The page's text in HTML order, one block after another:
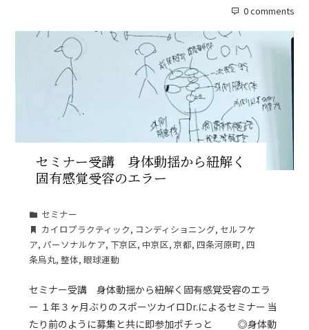
0 comments
セミナー受講 身体動揺から紐解く
固有感覚受容のエラー
セミナー
カイロプラクティック, コンディショニング, セルフケ
ア, パーソナルケア, 下京区,中京区,京都,四条河原町,四
条烏丸,整体,眼球運動
セミナー受講 身体動揺から紐解く固有感覚受容のエラ
ー １年３ヶ月ぶりのスポーツカイロDr.によるセミナー 当
たり前のように募集と共に即参加ポチっと ◎身体動